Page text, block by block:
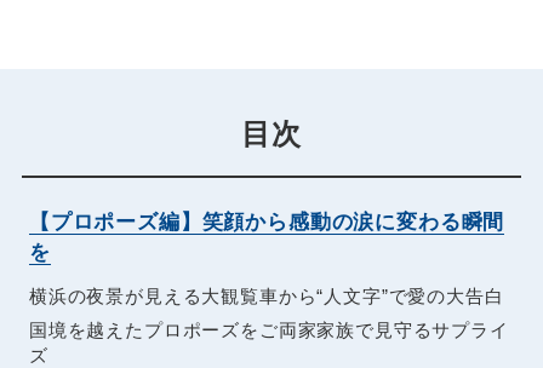
目次
【プロポーズ編】笑顔から感動の涙に変わる瞬間
を
横浜の夜景が見える大観覧車から“人文字”で愛の大告白
国境を越えたプロポーズをご両家家族で見守るサプライ
ズ